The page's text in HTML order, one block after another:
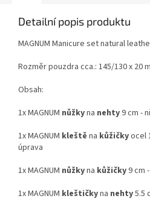
Detailní popis produktu
MAGNUM Manicure set natural
Rozměr pouzdra cca.: 145/130 x 20
Obsah:
1x MAGNUM nůžkyna nehty9 cm -
1x MAGNUM kleště na kůžičkyocel
úprava
1x MAGNUM nůžkyna kůžičky9 cm
1x MAGNUM kleštičkyna nehty5.5